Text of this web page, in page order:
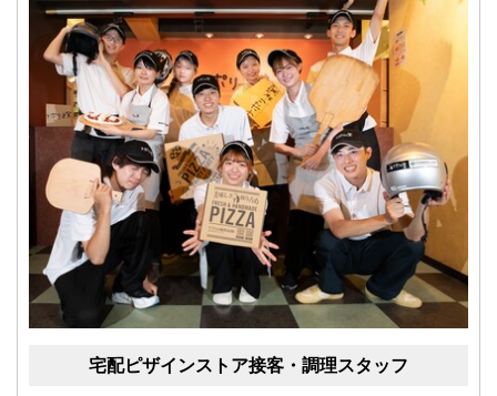
宅配ピザインストア接客・調理スタッフ